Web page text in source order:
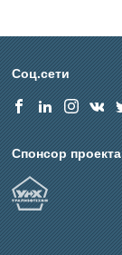
Соц.сети
Спонсор проекта